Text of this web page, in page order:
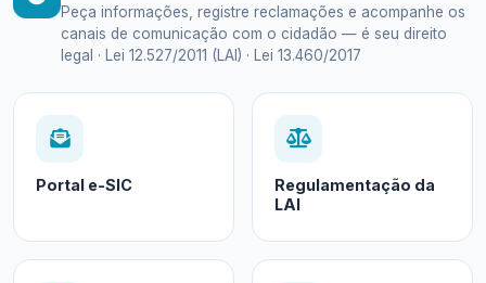
Peça informações, registre reclamações e acompanhe os
canais de comunicação com o cidadão — é seu direito
legal · Lei 12.527/2011 (LAI) · Lei 13.460/2017
Portal e-SIC
Regulamentação da
LAI